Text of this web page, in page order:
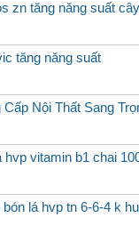
zn tăng năng suất cây
tăng năng suất
Nội Thất Sang
hvp vitamin b1 chai
lá hvp tn 6-6-4 k